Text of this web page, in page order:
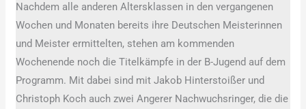
Nachdem alle anderen Altersklassen in den vergangenen
Wochen und Monaten bereits ihre Deutschen Meisterinnen
und Meister ermittelten, stehen am kommenden
Wochenende noch die Titelkämpfe in der B-Jugend auf dem
Programm. Mit dabei sind mit Jakob Hinterstoißer und
Christoph Koch auch zwei Angerer Nachwuchsringer, die die